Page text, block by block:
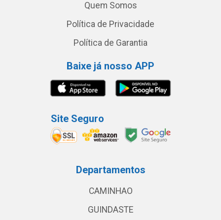
Quem Somos
Política de Privacidade
Política de Garantia
Baixe já nosso APP
Site Seguro
Departamentos
CAMINHAO
GUINDASTE